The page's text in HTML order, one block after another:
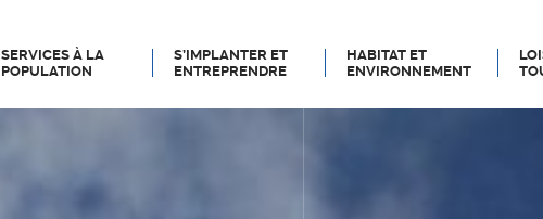
SERVICES À LA
POPULATION
S’IMPLANTER ET
ENTREPRENDRE
HABITAT ET
ENVIRONNEMENT